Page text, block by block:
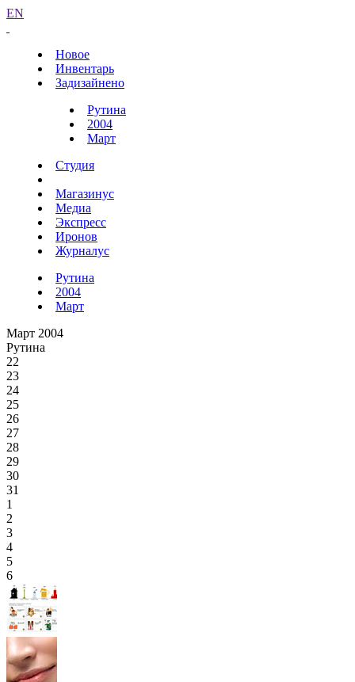
EN
Новое
Инвентарь
Задизайнено
Рутина
2004
Март
Студия
Магазинус
Медиа
Экспресс
Иронов
Журналус
Рутина
2004
Март
Март 2004
Рутина
22
23
24
25
26
27
28
29
30
31
1
2
3
4
5
6